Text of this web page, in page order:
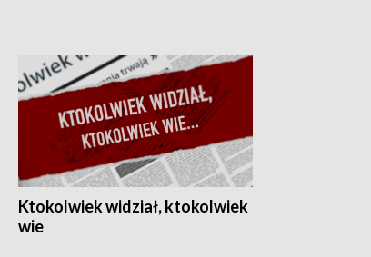
Ktokolwiek widział, ktokolwiek
wie